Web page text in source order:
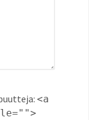
<a